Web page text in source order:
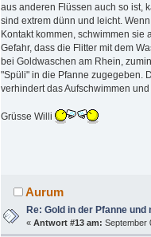
aus anderen Flüssen auch so ist,
sind extrem dünn und leicht.
Kontakt kommen, schwimmen sie
Gefahr, dass die Flitter mit dem
bei Goldwaschen am Rhein,
"Spüli" in die Pfanne zugegeben.
verhindert das Aufschwimmen und
Grüsse Willi
Aurum
Re: Gold in der Pfanne und
«Antwort #13 am: September